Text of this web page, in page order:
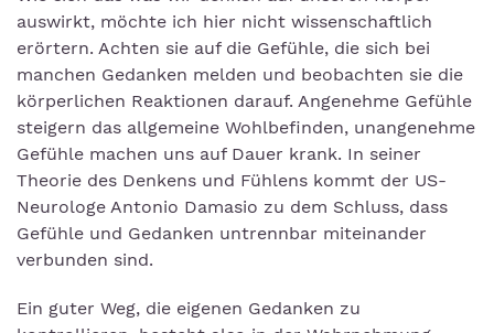
auswirkt, möchte ich hier nicht wissenschaftlich
erörtern. Achten sie auf die Gefühle, die sich bei
manchen Gedanken melden und beobachten sie die
körperlichen Reaktionen darauf. Angenehme Gefühle
steigern das allgemeine Wohlbefinden, unangenehme
Gefühle machen uns auf Dauer krank. In seiner
Theorie des Denkens und Fühlens kommt der US-
Neurologe Antonio Damasio zu dem Schluss, dass
Gefühle und Gedanken untrennbar miteinander
verbunden sind.
Ein guter Weg, die eigenen Gedanken zu